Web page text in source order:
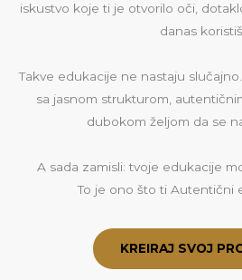
iskustvo koje ti je otvorilo oči,
danas koristiš.
Takve edukacije ne nastaju
sa jasnom strukturom,
dubokom željom da se
A sada zamisli: tvoje edukacije
To je ono što ti Autentični
KREIRAJ SVOJ